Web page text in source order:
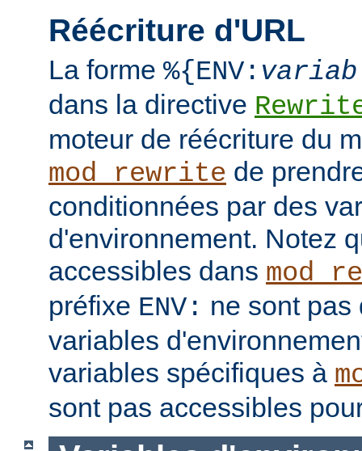
Réécriture d'URL
La forme %{ENV:
dans la directive
moteur de réécriture du
mod_rewrite de
conditionnées par des
d'environnement. Notez
accessibles dans
préfixe ENV: ne sont pas
variables
variables spécifiques à
sont pas accessibles